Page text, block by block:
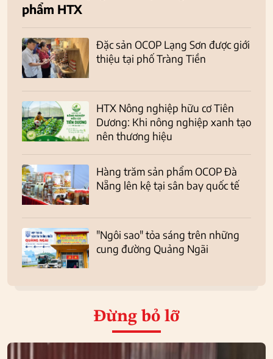
phẩm HTX
Đặc sản OCOP Lạng Sơn được giới
thiệu tại phố Tràng Tiền
HTX Nông nghiệp hữu cơ Tiên
Dương: Khi nông nghiệp xanh tạo
nên thương hiệu
Hàng trăm sản phẩm OCOP Đà
Nẵng lên kệ tại sân bay quốc tế
"Ngôi sao" tỏa sáng trên những
cung đường Quảng Ngãi
Đừng bỏ lỡ